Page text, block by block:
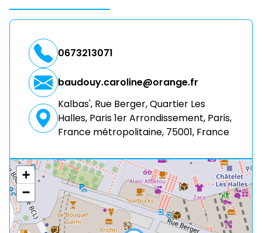
0673213071
baudouy.caroline@orange.fr
Kalbas', Rue Berger, Quartier Les
Halles, Paris 1er Arrondissement, Paris,
France métropolitaine, 75001, France
+
−